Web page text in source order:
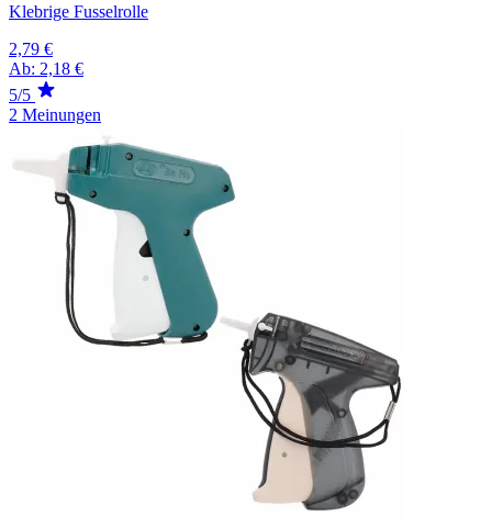
Klebrige Fusselrolle
2,79 €
Ab: 2,18 €
5/5
2 Meinungen